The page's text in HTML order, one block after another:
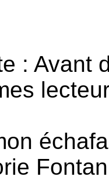
: Avant